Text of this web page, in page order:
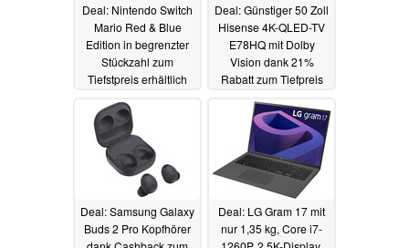
Deal: Nintendo Switch
Mario Red & Blue
Edition in begrenzter
Stückzahl zum
Tiefstpreis erhältlich
Deal: Günstiger 50 Zoll
Hisense 4K-QLED-TV
E78HQ mit Dolby
Vision dank 21%
Rabatt zum Tiefpreis
Deal: Samsung Galaxy
Buds 2 Pro Kopfhörer
Deal: LG Gram 17 mit
nur 1,35 kg, Core i7-